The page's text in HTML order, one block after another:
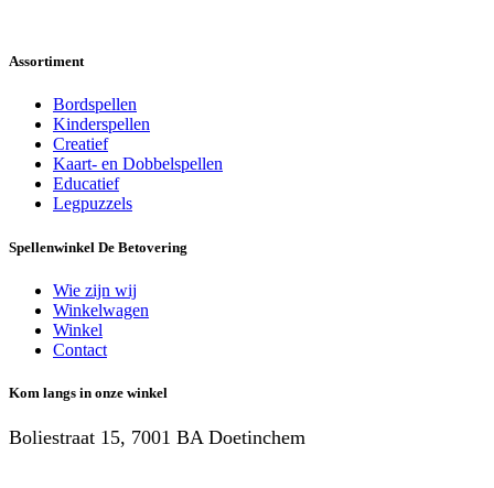
Assortiment
Bordspellen
Kinderspellen
Creatief
Kaart- en Dobbelspellen
Educatief
Legpuzzels
Spellenwinkel De Betover​ing
Wie zijn wij
Winkelwagen
Winkel
Contact
Kom langs in onze winkel
Boliestraat 15, 7001 BA Doetinchem